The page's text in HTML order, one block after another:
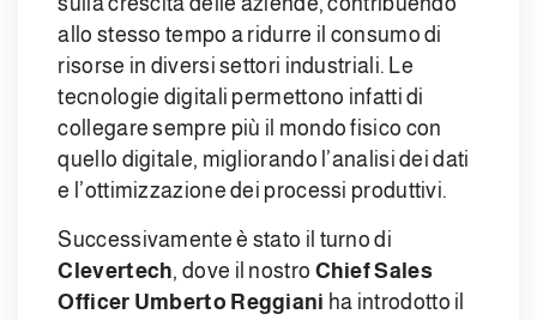
allo stesso tempo a ridurre il consumo di
risorse in diversi settori industriali. Le
tecnologie digitali permettono infatti di
collegare sempre più il mondo fisico con
quello digitale, migliorando l’analisi dei dati
e l’ottimizzazione dei processi produttivi.
Successivamente è stato il turno di
Clevertech, dove il nostro Chief Sales
Officer Umberto Reggiani ha introdotto il